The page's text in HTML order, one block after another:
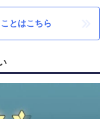
とはこちら